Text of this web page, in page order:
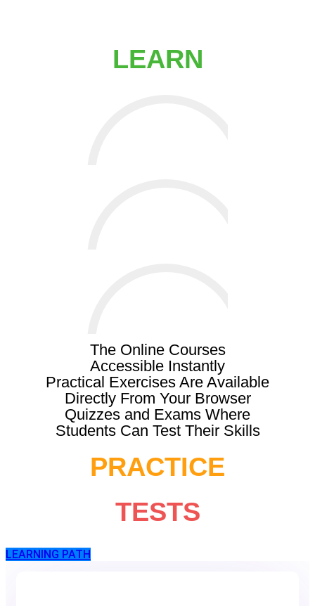
LEARN
The Online Courses
Accessible Instantly
Practical Exercises Are Available
Directly From Your Browser
Quizzes and Exams Where
Students Can Test Their Skills
PRACTICE
TESTS
LEARNING PATH